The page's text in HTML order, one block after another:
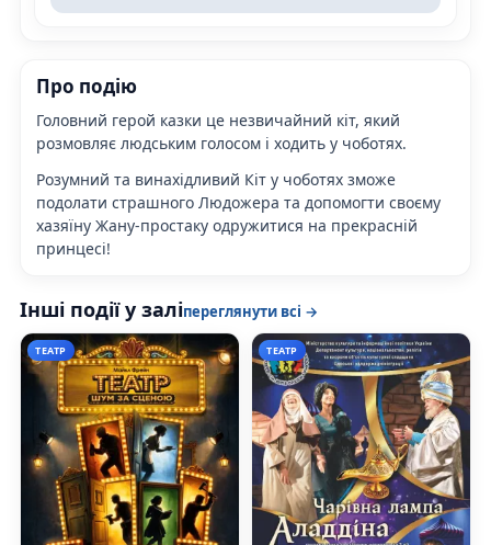
Про подію
Головний герой казки це незвичайний кіт, який
розмовляє людським голосом і ходить у чоботях.
Розумний та винахідливий Кіт у чоботях зможе
подолати страшного Людожера та допомогти своєму
хазяїну Жану-простаку одружитися на прекрасній
принцесі!
Інші події у заліпереглянути всі →
ТЕАТР ТЕАТР